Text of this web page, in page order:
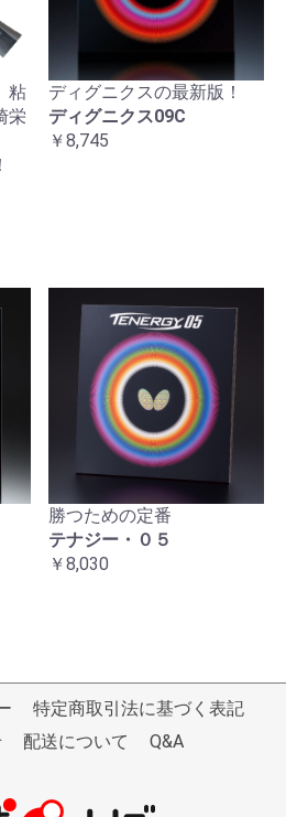
粘
栄
ディグニクスの最新版！
ディグニクス09C
￥8,745
勝つための定番
テナジー・０５
￥8,030
特定商取引法に基づく表記
配送について Q&A